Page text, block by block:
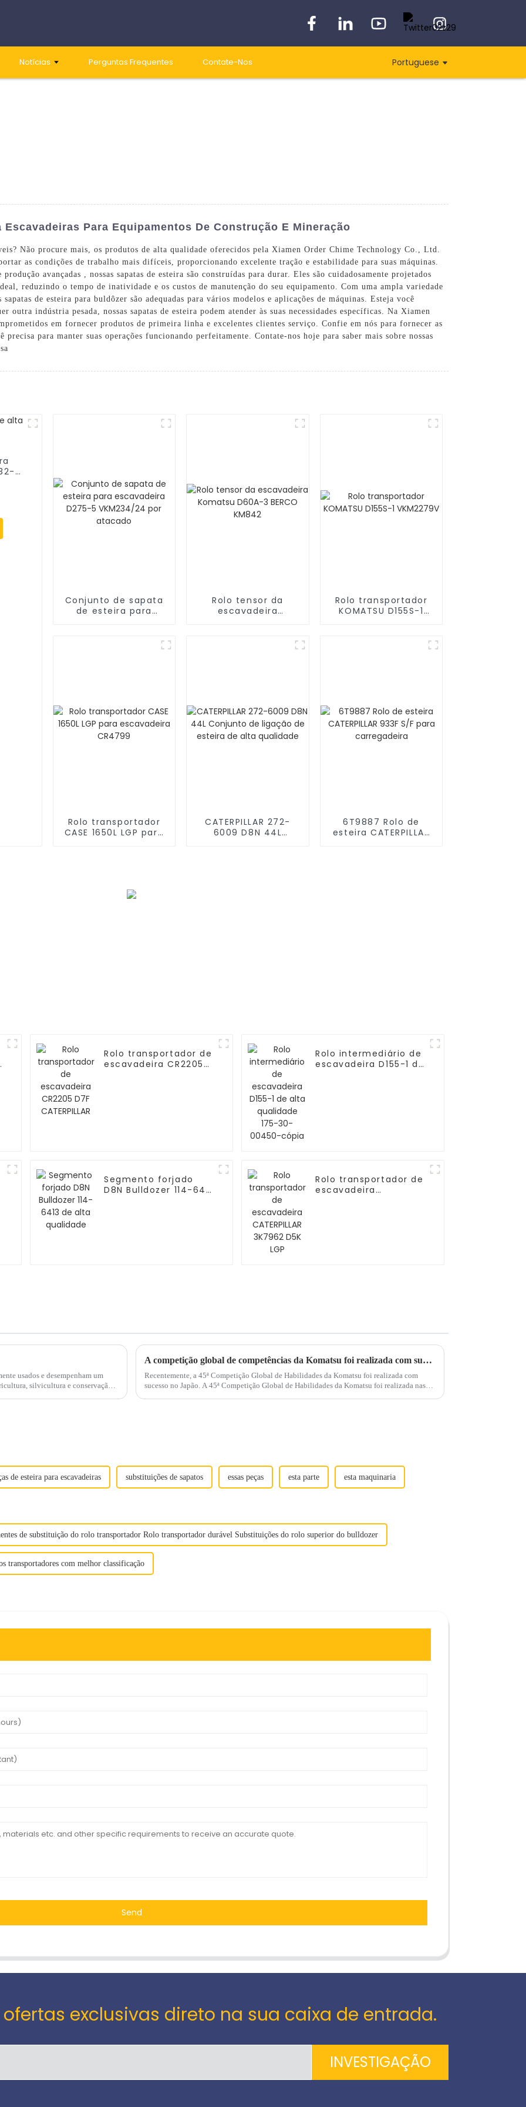
Notícias Perguntas Frequentes Contate-Nos Portuguese
Para Equipamentos De Construção E Mineração
Não procure mais, os produtos de alta qualidade oferecidos pela Xiamen Order Chime Technology Co., Ltd.
as condições de trabalho mais difíceis, proporcionando excelente tração e estabilidade para suas máquinas.
avançadas , nossas sapatas de esteira são construídas para durar. Eles são cuidadosamente projetados
reduzindo o tempo de inatividade e os custos de manutenção do seu equipamento. Com uma ampla variedade
de esteira para buldôzer são adequadas para vários modelos e aplicações de máquinas. Esteja você
outra indústria pesada, nossas sapatas de esteira podem atender às suas necessidades específicas. Na Xiamen
em fornecer produtos de primeira linha e excelentes clientes serviço. Confie em nós para fornecer as
precisa para manter suas operações funcionando perfeitamente. Contate-nos hoje para saber mais sobre nossas
Conjunto de sapata
de esteira para
Rolo tensor da
escavadeira
Rolo transportador
KOMATSU D155S-1
Rolo transportador
CASE 1650L LGP para
CATERPILLAR 272-
6009 D8N 44L
6T9887 Rolo de
esteira CATERPILLAR
Rolo transportador de
escavadeira CR2205
Rolo intermediário de
escavadeira D155-1 de
Segmento forjado
D8N Bulldozer 114-6413
Rolo transportador de
escavadeira
usados ​​e desempenham um
silvicultura e conservação
A competição global de competências da Komatsu foi realizada com sucesso no Japão
Recentemente, a 45ª Competição Global de Habilidades da Komatsu foi realizada com
sucesso no Japão. A 45ª Competição Global de Habilidades da Komatsu foi realizada nas
de esteira para escavadeiras substituições de sapatos essas peças esta parte esta maquinaria
de substituição do rolo transportador Rolo transportador durável Substituições do rolo superior do bulldozer
transportadores com melhor classificação
Send
exclusivas direto na sua caixa de entrada.
INVESTIGAÇÃO